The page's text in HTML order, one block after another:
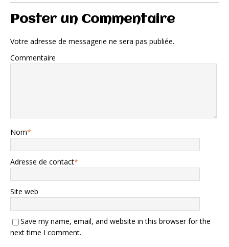
Poster un Commentaire
Votre adresse de messagerie ne sera pas publiée.
Commentaire
Nom*
Adresse de contact*
Site web
Save my name, email, and website in this browser for the
next time I comment.